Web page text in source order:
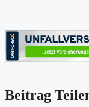
Beitrag